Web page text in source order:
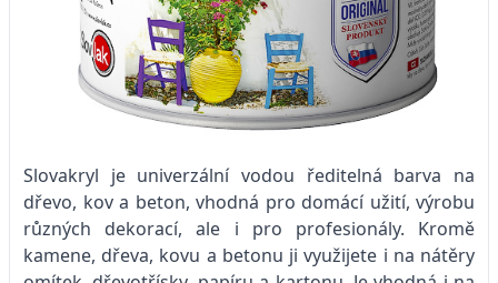
Slovakryl je univerzální vodou ředitelná barva na
dřevo, kov a beton, vhodná pro domácí užití, výrobu
různých dekorací, ale i pro profesionály. Kromě
kamene, dřeva, kovu a betonu ji využijete i na nátěry